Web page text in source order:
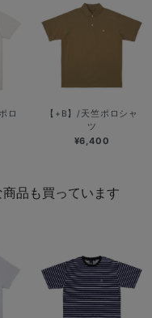
ロ
【+B】/天竺ポロシャ
ツ
¥6,400
品も買っています